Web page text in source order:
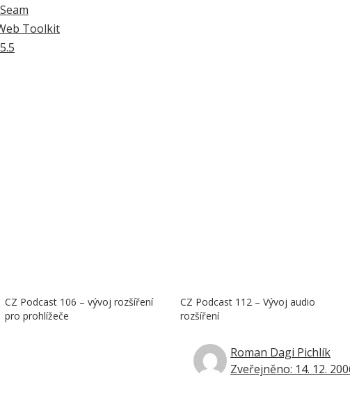
Seam
Toolkit
CZ Podcast 106 – vývoj rozšíření
pro prohlížeče
CZ Podcast 112 – Vývoj audio
rozšíření
Roman Dagi Pichlík
Zveřejněno: 14. 12.